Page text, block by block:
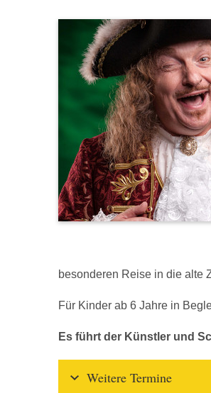
besonderen Reise in die alte
Für Kinder ab 6 Jahre in
Es führt der Künstler und
Weitere Termine